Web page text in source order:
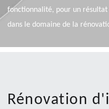
fonctionnalité, pour un résultat
dans le domaine de la
Rénovation